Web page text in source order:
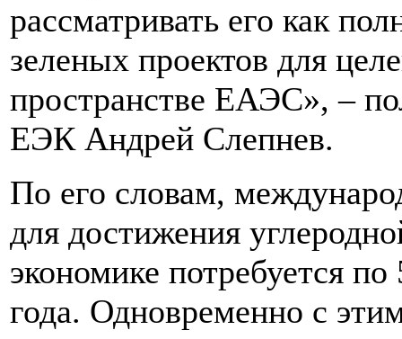
рассматривать его как
зеленых проектов для
пространстве ЕАЭС», –
ЕЭК Андрей Слепнев.
По его словам,
для достижения
экономике потребуется
года. Одновременно с